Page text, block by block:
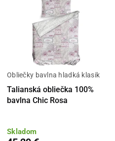
Obliečky bavlna hladká klasik
Talianská obliečka 100%
bavlna Chic Rosa
Skladom